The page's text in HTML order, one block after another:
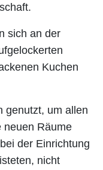
sich an der
Kuchen
genutzt, um allen
neuen Räume
der Einrichtung
nicht